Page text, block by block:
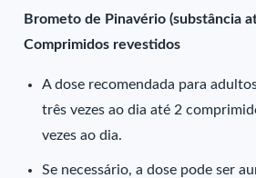
Brometo de Pinavério (substância
Comprimidos revestidos
A dose recomendada para
três vezes ao dia até 2
vezes ao dia.
Se necessário, a dose pode ser